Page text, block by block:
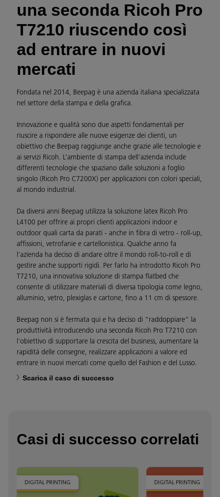
una seconda Ricoh Pro
T7210 riuscendo così
ad entrare in nuovi
mercati
Fondata nel 2014, Beepag è una azienda italiana specializzata
nel settore della stampa e della grafica.
Innovazione e qualità sono due aspetti fondamentali per
riuscire a rispondere alle nuove esigenze dei clienti, un
obiettivo che Beepag raggiunge anche grazie alle tecnologie e
ai servizi Ricoh. L’ambiente di stampa dell’azienda include
differenti tecnologie che spaziano dalle soluzioni a foglio
singolo (Ricoh Pro C7200X) per applicazioni con colori speciali,
al mondo industrial.
Da diversi anni Beepag utilizza la soluzione latex Ricoh Pro
L4100 per offrire ai propri clienti applicazioni indoor e
outdoor quali carta da parati - anche in fibra di vetro - roll-up,
affissioni, vetrofanie e cartellonistica. Qualche anno fa
l’azienda ha deciso di andare oltre il mondo roll-to-roll e di
gestire anche supporti rigidi. Per farlo ha introdotto Ricoh Pro
T7210, una innovativa soluzione di stampa flatbed che
consente di utilizzare materiali di diversa tipologia come legno,
alluminio, vetro, plexiglas e cartone, fino a 11 cm di spessore.
Beepag non si è fermata qui e ha deciso di “raddoppiare” la
produttività introducendo una seconda Ricoh Pro T7210 con
l’obiettivo di supportare la crescita del business, aumentare la
rapidità delle consegne, realizzare applicazioni a valore ed
entrare in nuovi mercati come quello del Fashion e del Lusso.
Scarica il caso di successo
Casi di successo correlati
DIGITAL PRINTING DIGITAL PRINTING